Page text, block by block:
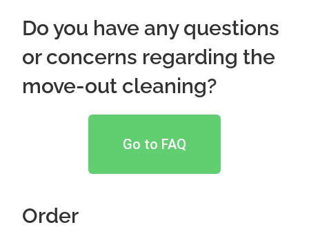
Do you have any questions
or concerns regarding the
move-out cleaning?
Go to FAQ
Order